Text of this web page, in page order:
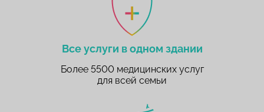
Все услуги в одном здании
Более 5500 медицинских услуг
для всей семьи